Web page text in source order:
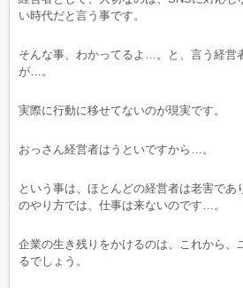
い時代だと言う事です。
そんな事、わかってるよ…。と、言う経営
が…。
実際に行動に移せてないのが現実です。
おっさん経営者はうといですから…。
という事は、ほとんどの経営者は老害であ
のやり方では、仕事は来ないのです…。
企業の生き残りをかけるのは、これから、
るでしょう。